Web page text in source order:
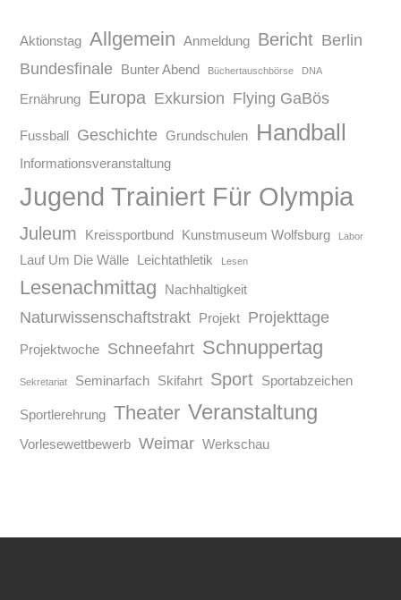
Aktionstag Allgemein Anmeldung Bericht Berlin
Bundesfinale
Bunter Abend Büchertauschbörse DNA
Ernährung Europa Exkursion Flying GaBös
Fussball Geschichte Grundschulen Handball
Informationsveranstaltung
Jugend Trainiert Für Olympia
Juleum Kreissportbund Kunstmuseum Wolfsburg Labor
Lauf Um Die Wälle Leichtathletik Lesen
Lesenachmittag Nachhaltigkeit
Naturwissenschaftstrakt Projekt Projekttage
Projektwoche Schneefahrt Schnuppertag
Sekretariat Seminarfach Skifahrt Sport Sportabzeichen
Sportlerehrung Theater Veranstaltung
Vorlesewettbewerb Weimar Werkschau